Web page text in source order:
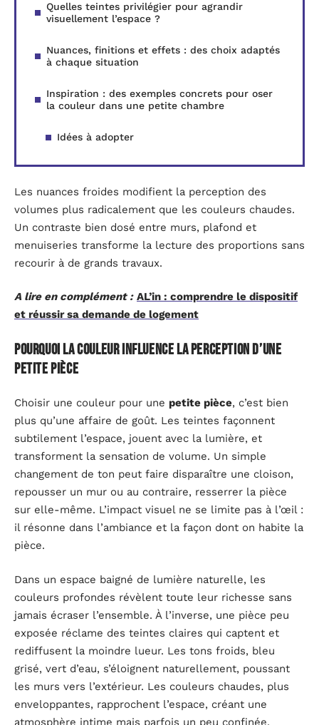
Quelles teintes privilégier pour agrandir
visuellement l’espace ?
Nuances, finitions et effets : des choix adaptés
à chaque situation
Inspiration : des exemples concrets pour oser
la couleur dans une petite chambre
Idées à adopter
Les nuances froides modifient la perception des
volumes plus radicalement que les couleurs chaudes.
Un contraste bien dosé entre murs, plafond et
menuiseries transforme la lecture des proportions sans
recourir à de grands travaux.
A lire en complément : AL’in : comprendre le dispositif
et réussir sa demande de logement
Pourquoi la couleur influence la perception d’une
petite pièce
Choisir une couleur pour une petite pièce, c’est bien
plus qu’une affaire de goût. Les teintes façonnent
subtilement l’espace, jouent avec la lumière, et
transforment la sensation de volume. Un simple
changement de ton peut faire disparaître une cloison,
repousser un mur ou au contraire, resserrer la pièce
sur elle-même. L’impact visuel ne se limite pas à l’œil :
il résonne dans l’ambiance et la façon dont on habite la
pièce.
Dans un espace baigné de lumière naturelle, les
couleurs profondes révèlent toute leur richesse sans
jamais écraser l’ensemble. À l’inverse, une pièce peu
exposée réclame des teintes claires qui captent et
rediffusent la moindre lueur. Les tons froids, bleu
grisé, vert d’eau, s’éloignent naturellement, poussant
les murs vers l’extérieur. Les couleurs chaudes, plus
enveloppantes, rapprochent l’espace, créant une
atmosphère intime mais parfois un peu confinée.